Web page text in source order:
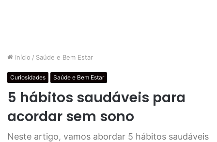
Início / Saúde e Bem Estar
Curiosidades Saúde e Bem Estar
5 hábitos saudáveis para
acordar sem sono
Neste artigo, vamos abordar 5 hábitos saudáveis